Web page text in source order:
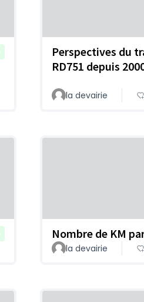
Perspectives du
RD751 depuis
la devairie
Nombre de KM
la devairie